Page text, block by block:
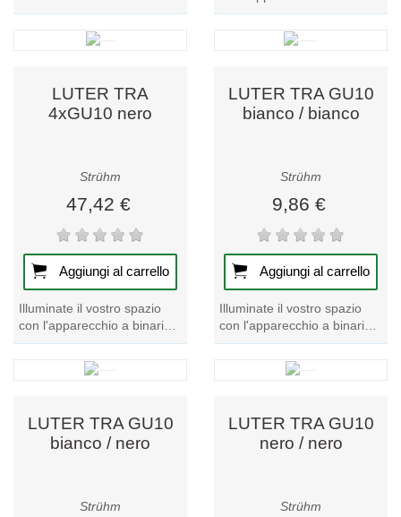
CONNECTOR X, un pezzo
forte della nostra collezione
LUTER TRA 4xGU10
bianco, un pezzo forte della
LUTER TRA
4xGU10 nero
Strühm
47,42 €
Aggiungi al carrello
Illuminate il vostro spazio
con l'apparecchio a binario
LUTER TRA 4xGU10 nero.
Questo esclusivo
apparecchio a binario...
LUTER TRA GU10
bianco / bianco
Strühm
9,86 €
Aggiungi al carrello
Illuminate il vostro spazio
con l'apparecchio a binario
LUTER TRA GU10 in
bianco. Questo esclusivo
apparecchio a...
LUTER TRA GU10
bianco / nero
Strühm
LUTER TRA GU10
nero / nero
Strühm